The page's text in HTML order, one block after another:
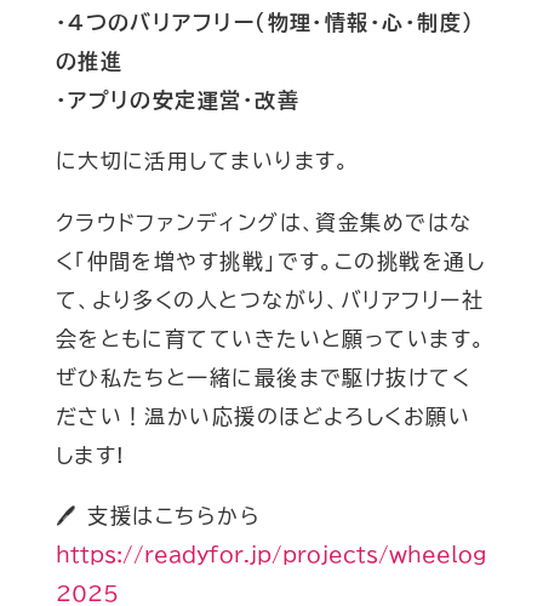
・4つのバリアフリー（物理・情報・心・制度）
の推進
・アプリの安定運営・改善
に大切に活用してまいります。
クラウドファンディングは、資金集めではな
く「仲間を増やす挑戦」です。この挑戦を通し
て、より多くの人とつながり、バリアフリー社
会をともに育てていきたいと願っています。
ぜひ私たちと一緒に最後まで駆け抜けてく
ださい！温かい応援のほどよろしくお願い
します!
🖊 支援はこちらから
https://readyfor.jp/projects/wheelog
2025